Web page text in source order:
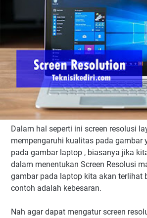
Dalam hal seperti ini screen resolusi
mempengaruhi kualitas pada gambar
pada gambar laptop , biasanya jika
dalam menentukan Screen Resolusi
gambar pada laptop kita akan terlihat
contoh adalah kebesaran.
Nah agar dapat mengatur screen